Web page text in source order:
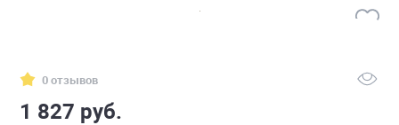
0 отзывов
1 827 руб.